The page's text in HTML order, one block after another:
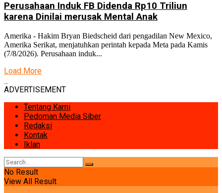
Perusahaan Induk FB Didenda Rp10 Triliun
karena Dinilai merusak Mental Anak
Amerika - Hakim Bryan Biedscheid dari pengadilan New Mexico,
Amerika Serikat, menjatuhkan perintah kepada Meta pada Kamis
(7/8/2026). Perusahaan induk...
Load More
ADVERTISEMENT
Tentang Kami
Pedoman Media Siber
Redaksi
Kontak
Iklan
No Result
View All Result